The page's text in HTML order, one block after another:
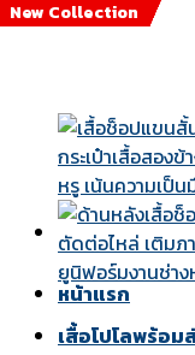
Skip
หน้าแรก
เสื้อโปโลพร้อม
New Collection
New Collection
New Collection
New Collection
New Collection
New Collection
New Collection
New Collection